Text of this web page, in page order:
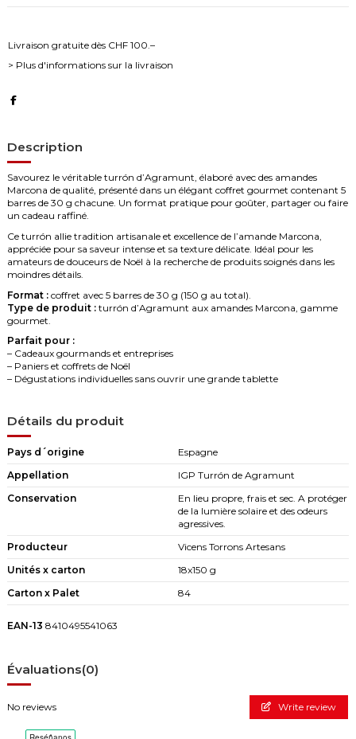
Livraison gratuite dès CHF 100.–
> Plus d'informations sur la livraison
Description
Savourez le véritable turrón d’Agramunt, élaboré avec des amandes
Marcona de qualité, présenté dans un élégant coffret gourmet contenant 5
barres de 30 g chacune. Un format pratique pour goûter, partager ou faire
un cadeau raffiné.
Ce turrón allie tradition artisanale et excellence de l’amande Marcona,
appréciée pour sa saveur intense et sa texture délicate. Idéal pour les
amateurs de douceurs de Noël à la recherche de produits soignés dans les
moindres détails.
Format : coffret avec 5 barres de 30 g (150 g au total).
Type de produit : turrón d’Agramunt aux amandes Marcona, gamme
gourmet.
Parfait pour :
– Cadeaux gourmands et entreprises
– Paniers et coffrets de Noël
– Dégustations individuelles sans ouvrir une grande tablette
Détails du produit
Pays d´origine
Espagne
Appellation
IGP Turrón de Agramunt
Conservation
En lieu propre, frais et sec. A protéger
de la lumière solaire et des odeurs
agressives.
Producteur
Vicens Torrons Artesans
Unités x carton
18x150 g
Carton x Palet
84
EAN-13 8410495541063
Évaluations(0)
No reviews Write review